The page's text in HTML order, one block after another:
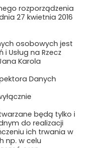
Z O.O.
rozporządzenia
27 kwietnia 2016
osobowych jest
Usług na Rzecz
Karola
Danych
będą tylko i
do realizacji
ich trwania w
np. w celu